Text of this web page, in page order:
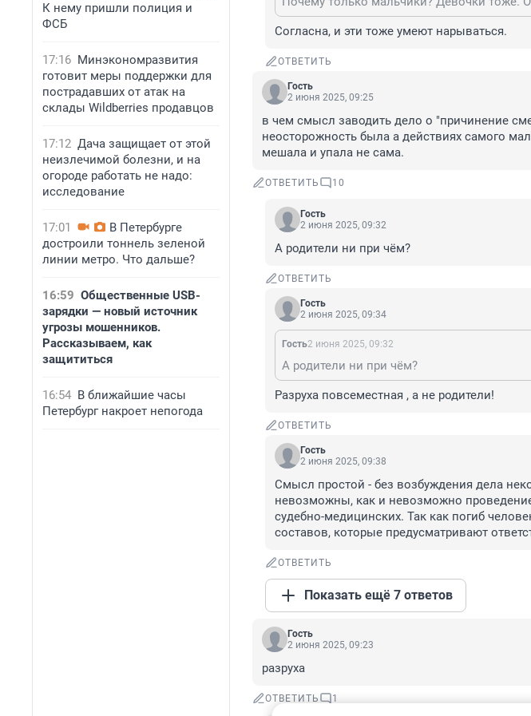
К нему пришли полиция и
ФСБ
17:16 Минэкономразвития
готовит меры поддержки для
пострадавших от атак на
склады Wildberries продавцов
17:12 Дача защищает от этой
неизлечимой болезни, и на
огороде работать не надо:
исследование
17:01
В Петербурге
достроили тоннель зеленой
линии метро. Что дальше?
16:59 Общественные USB-
зарядки — новый источник
угрозы мошенников.
Рассказываем, как
защититься
16:54 В ближайшие часы
Петербург накроет непогода
Согласна, и эти тоже умеют нарываться.
ОТВЕТИТЬ
Гость
2 июня 2025, 09:25
в чем смысл заводить дело о "причинение
неосторожность была а действиях самого
мешала и упала не сама.
ОТВЕТИТЬ 10
Гость
2 июня 2025, 09:32
А родители ни при чём?
ОТВЕТИТЬ
Гость
2 июня 2025, 09:34
Гость2 июня 2025, 09:32
А родители ни при чём?
Разруха повсеместная , а не родители!
ОТВЕТИТЬ
Гость
2 июня 2025, 09:38
Смысл простой - без возбуждения дела
невозможны, как и невозможно
судебно-медицинских. Так как погиб
составов, которые предусматривают
ОТВЕТИТЬ
Показать ещё 7 ответов
Гость
2 июня 2025, 09:23
разруха
ОТВЕТИТЬ 1